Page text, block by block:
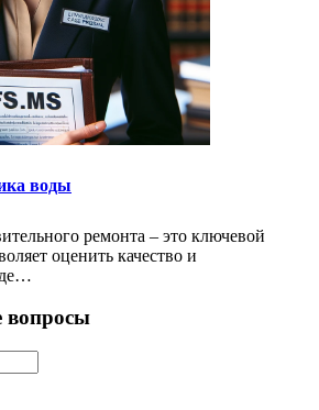
воды
ремонта – это ключевой
оценить качество и
вопросы